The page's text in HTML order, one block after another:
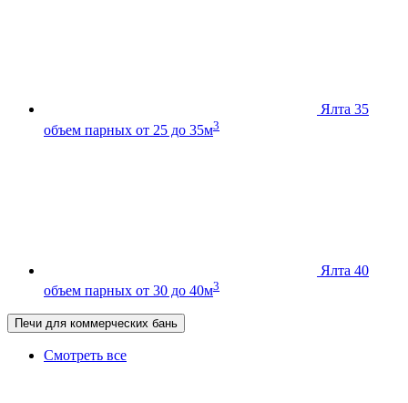
Ялта 35
объем парных от 25 до 35м3
Ялта 40
объем парных от 30 до 40м3
Печи для коммерческих бань
Смотреть все